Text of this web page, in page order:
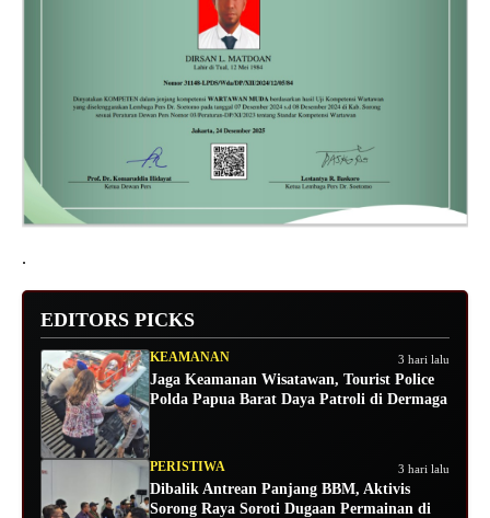
.
EDITORS PICKS
KEAMANAN 3 hari lalu
Jaga Keamanan Wisatawan, Tourist Police
Polda Papua Barat Daya Patroli di Dermaga
PERISTIWA 3 hari lalu
Dibalik Antrean Panjang BBM, Aktivis
Sorong Raya Soroti Dugaan Permainan di